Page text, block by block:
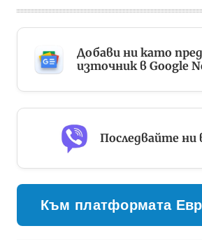
Добави ни като
източник в Google
Последвайте ни
Към платформата